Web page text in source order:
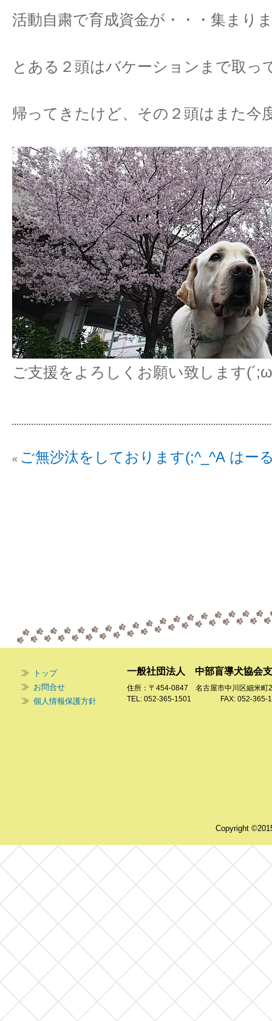
活動自粛で育成資金が・・・集まり
とある２頭はバケーションまで取っ
帰ってきたけど、その２頭はまた今
ご支援をよろしくお願い致します
« ご無沙汰をしております(;^_^A はー
トップ
お問合せ
個人情報保護方針
一般社団法人 中部盲導犬協会
住所：〒454-0847 名古屋市中川区細米町
TEL: 052-365-1501 FAX: 052-365-
Copyright